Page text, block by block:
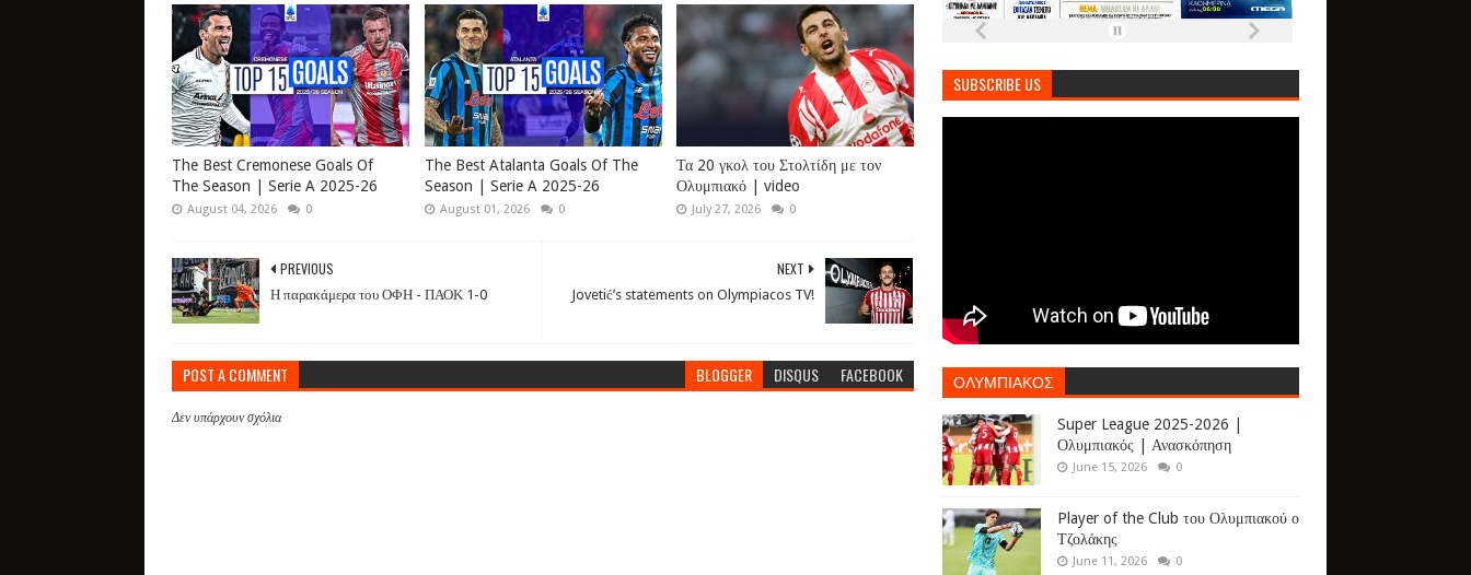
The Best Cremonese Goals Of
The Season | Serie A 2025-26
August 04, 2026 0
The Best Atalanta Goals Of The
Season | Serie A 2025-26
August 01, 2026 0
Τα 20 γκολ του Στολτίδη με τον
Ολυμπιακό | video
July 27, 2026 0
NEXT
Jovetić’s statements on Olympiacos TV!
PREVIOUS
Η παρακάμερα του ΟΦΗ - ΠΑΟΚ 1-0
POST A COMMENT BLOGGER DISQUS FACEBOOK
Δεν υπάρχουν σχόλια
SUBSCRIBE US
ΟΛΥΜΠΙΑΚΟΣ
Super League 2025-2026 |
Ολυμπιακός | Ανασκόπηση
June 15, 2026 0
Player of the Club του Ολυμπιακού ο
Τζολάκης
June 11, 2026 0